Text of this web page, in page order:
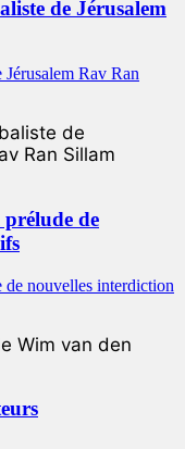
de Jérusalem
de
Ran Sillam
de
Wim van den